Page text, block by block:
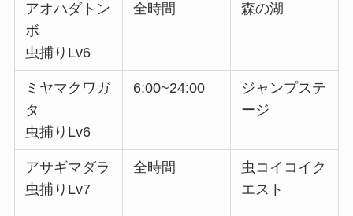
アオハダトン
ボ
虫捕りLv6
全時間 森の湖
ミヤマクワガ
タ
虫捕りLv6
6:00~24:00
ジャンプステ
ージ
アサギマダラ
虫捕りLv7
全時間
虫コイコイク
エスト